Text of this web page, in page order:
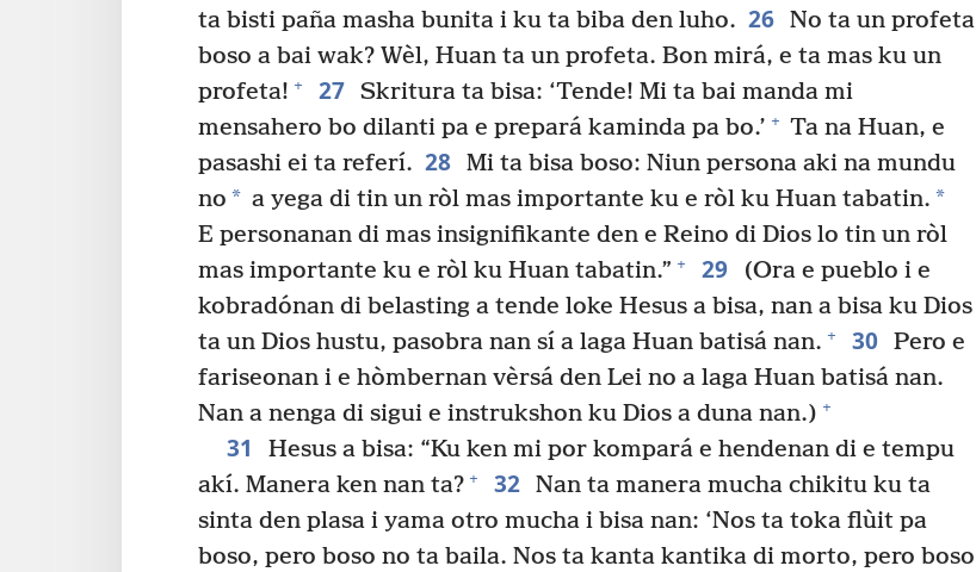
ta bisti paña masha bunita i ku ta biba den luho. 26 No ta un profeta
boso a bai wak? Wèl, Huan ta un profeta. Bon mirá, e ta mas ku un
profeta! + 27 Skritura ta bisa: ‘Tende! Mi ta bai manda mi
mensahero bo dilanti pa e prepará kaminda pa bo.’ + Ta na Huan, e
pasashi ei ta referí. 28 Mi ta bisa boso: Niun persona aki na mundu
no * a yega di tin un ròl mas importante ku e ròl ku Huan tabatin. *
E personanan di mas insignifikante den e Reino di Dios lo tin un ròl
mas importante ku e ròl ku Huan tabatin.” + 29
(Ora e pueblo i e
kobradónan di belasting a tende loke Hesus a bisa, nan a bisa ku Dios
ta un Dios hustu, pasobra nan sí a laga Huan batisá nan. + 30 Pero e
fariseonan i e hòmbernan vèrsá den Lei no a laga Huan batisá nan.
Nan a nenga di sigui e instrukshon ku Dios a duna nan.) +
31
Hesus a bisa: “Ku ken mi por kompará e hendenan di e tempu
akí. Manera ken nan ta? + 32 Nan ta manera mucha chikitu ku ta
sinta den plasa i yama otro mucha i bisa nan: ‘Nos ta toka flùit pa
boso, pero boso no ta baila. Nos ta kanta kantika di morto, pero boso